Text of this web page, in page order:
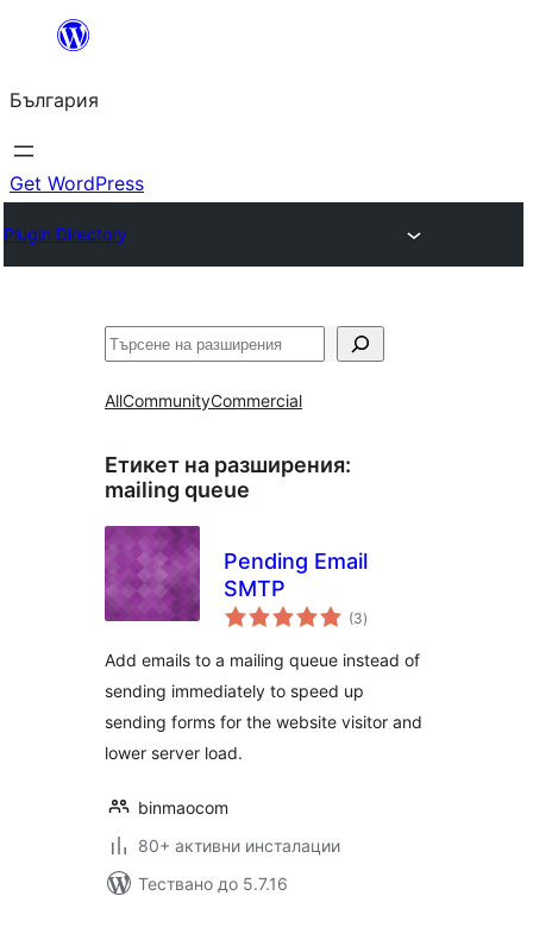
България
Get WordPress
Plugin Directory
Търсене
AllCommunityCommercial
Етикет на разширения:
mailing queue
Pending Email
SMTP
(3общо
оценки
)
Add emails to a mailing queue instead of
sending immediately to speed up
sending forms for the website visitor and
lower server load.
binmaocom
80+ активни инсталации
Тествано до 5.7.16